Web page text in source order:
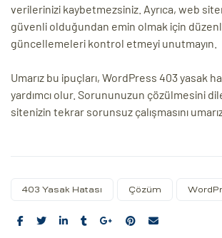
verilerinizi kaybetmezsiniz. Ayrıca, web
güvenli olduğundan emin olmak için
güncellemeleri kontrol etmeyi unutmayın.
Umarız bu ipuçları, WordPress 403 yasak
yardımcı olur. Sorununuzun çözülmesini
sitenizin tekrar sorunsuz çalışmasını
403 Yasak Hatası Çözüm
Share: